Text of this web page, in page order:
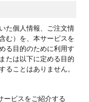
た個人情報、ご注文情
む）を、本サービスを
る目的のために利用す
たは以下に定める目的
ることはありません。
ービスをご紹介する